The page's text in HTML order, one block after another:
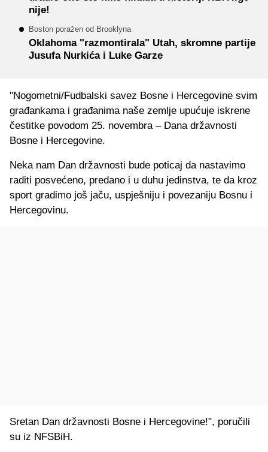
nije!
Boston poražen od Brooklyna
Oklahoma "razmontirala" Utah, skromne partije
Jusufa Nurkića i Luke Garze
"Nogometni/Fudbalski savez Bosne i Hercegovine svim
građankama i građanima naše zemlje upućuje iskrene
čestitke povodom 25. novembra – Dana državnosti
Bosne i Hercegovine.
Neka nam Dan državnosti bude poticaj da nastavimo
raditi posvećeno, predano i u duhu jedinstva, te da kroz
sport gradimo još jaču, uspješniju i povezaniju Bosnu i
Hercegovinu.
Sretan Dan državnosti Bosne i Hercegovine!", poručili
su iz NFSBiH.